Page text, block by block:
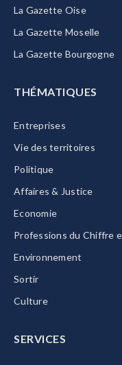
La Gazette Oise
La Gazette Moselle
La Gazette Bourgogne
THÉMATIQUES
Entreprises
Vie des territoires
Politique
Affaires & Justice
Economie
Professions du Chiffre
Environnement
Sortir
Culture
SERVICES